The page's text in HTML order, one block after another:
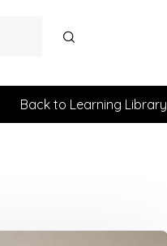
Back to Learning Library